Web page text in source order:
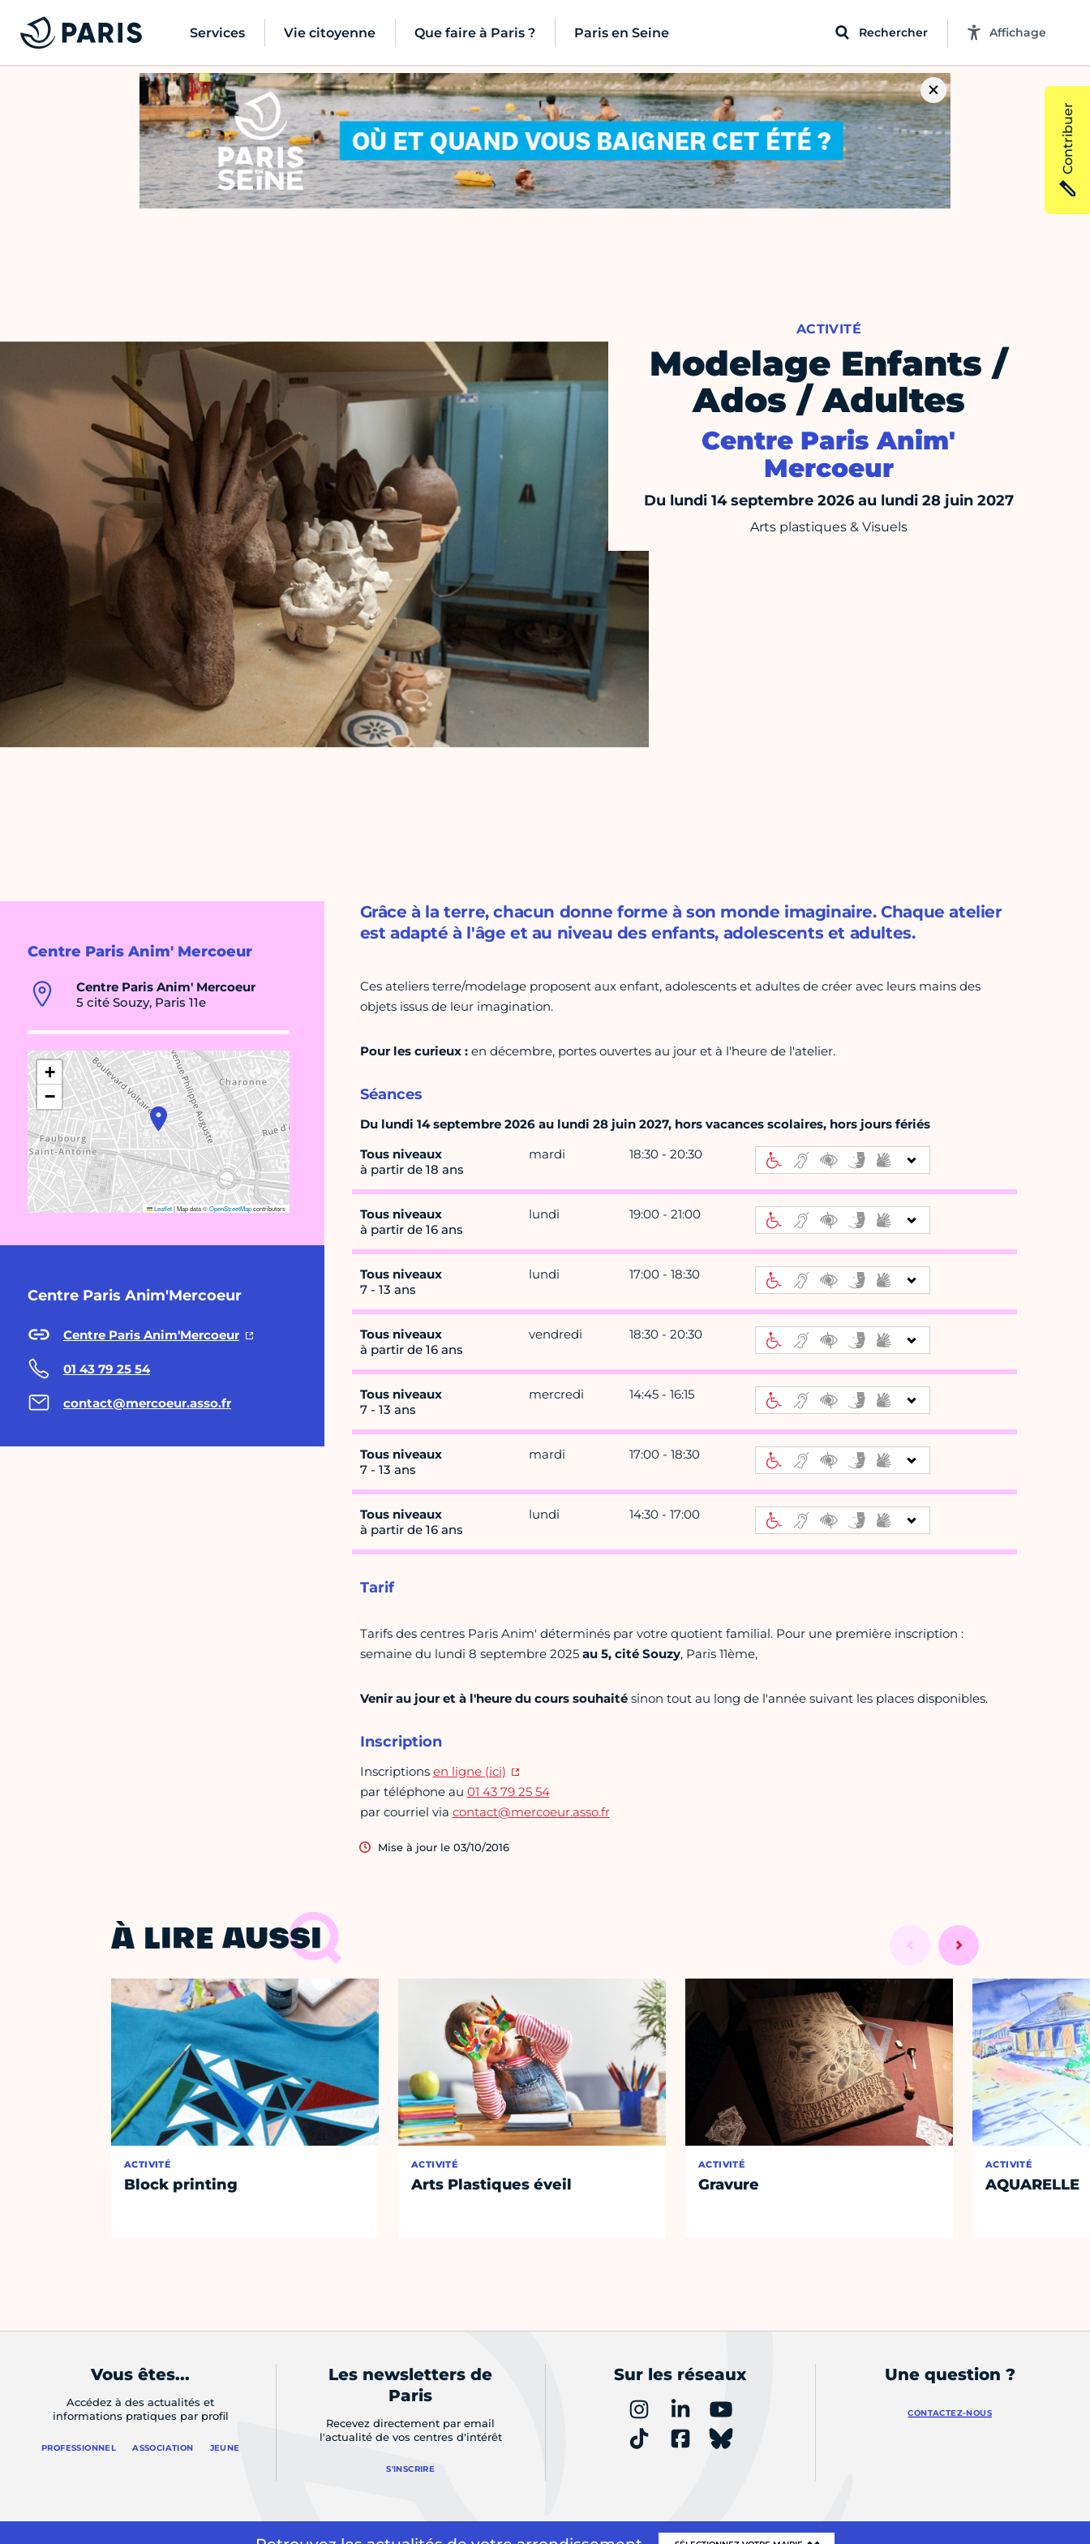
Services Vie citoyenne Que faire à Paris ? Paris en Seine Rechercher Affichage
ACTIVITÉ
Modelage Enfants /
Ados / Adultes
Centre Paris Anim'
Mercoeur
Du lundi 14 septembre 2026 au lundi 28 juin 2027
Arts plastiques & Visuels
Centre Paris Anim' Mercoeur
Centre Paris Anim' Mercoeur
5 cité Souzy, Paris 11e
+
−
Leaflet|Map data ©OpenStreetMapcontributors
Centre Paris Anim'Mercoeur
Centre Paris Anim'Mercoeur
01 43 79 25 54
contact@mercoeur.asso.fr
Grâce à la terre, chacun donne forme à son monde imaginaire. Chaque atelier
est adapté à l'âge et au niveau des enfants, adolescents et adultes.
Ces ateliers terre/modelage proposent aux enfant, adolescents et adultes de créer avec leurs mains des
objets issus de leur imagination.
Pour les curieux :en décembre, portes ouvertes au jour et à l'heure de l'atelier.
Séances
Du lundi 14 septembre 2026 au lundi 28 juin 2027, hors vacances scolaires, hors jours fériés
Tous niveaux
à partir de 18 ans
mardi 18:30 - 20:30
Tous niveaux
à partir de 16 ans
lundi 19:00 - 21:00
Tous niveaux
7 - 13 ans
lundi 17:00 - 18:30
Tous niveaux
à partir de 16 ans
vendredi 18:30 - 20:30
Tous niveaux
7 - 13 ans
mercredi 14:45 - 16:15
Tous niveaux
7 - 13 ans
mardi 17:00 - 18:30
Tous niveaux
à partir de 16 ans
lundi 14:30 - 17:00
Tarif
Tarifs des centres Paris Anim' déterminés par votre quotient familial. Pour une première inscription :
semaine du lundi 8 septembre 2025 au 5, cité Souzy, Paris 11ème,
Venir au jour et à l'heure du cours souhaitésinon tout au long de l'année suivant les places disponibles.
Inscription
Inscriptions en ligne (ici)
par téléphone au 01 43 79 25 54
par courriel via contact@mercoeur.asso.fr
Mise à jour le 03/10/2016
À LIRE AUSSI
ACTIVITÉ
Block printing
ACTIVITÉ
Arts Plastiques éveil
ACTIVITÉ
Gravure
ACTIVITÉ
AQUARELLE
Contribuer
Vous êtes...
Accédez à des actualités et
informations pratiques par profil
PROFESSIONNEL ASSOCIATION JEUNE
Les newsletters de
Paris
Recevez directement par email
l'actualité de vos centres d'intérêt
S'INSCRIRE
Sur les réseaux Une question ?
CONTACTEZ-NOUS